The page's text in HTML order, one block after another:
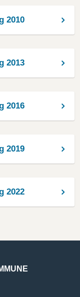
2010
2013
2016
2019
2022